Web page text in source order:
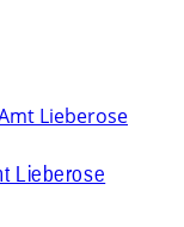
Lieberose